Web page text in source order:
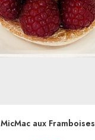
MicMac aux Framboises